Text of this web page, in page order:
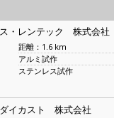
・レンテック 株式会社
距離：1.6 km
アルミ試作
ステンレス試作
イカスト 株式会社